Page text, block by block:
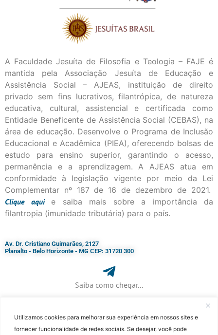
Utilizamos cookies para melhorar sua experiência em nossos sites e
fornecer funcionalidade de redes sociais. Se desejar, você pode
A Faculdade Jesuíta de Filosofia e Teologia – FAJE é
mantida pela Associação Jesuíta de Educação e
Assistência Social – AJEAS, instituição de direito
privado sem fins lucrativos, filantrópica, de natureza
educativa, cultural, assistencial e certificada como
Entidade Beneficente de Assistência Social (CEBAS), na
área de educação. Desenvolve o Programa de Inclusão
Educacional e Acadêmica (PIEA), oferecendo bolsas de
estudo para ensino superior, garantindo o acesso,
permanência e a aprendizagem. A AJEAS atua em
conformidade à legislação vigente por meio da Lei
Complementar nº 187 de 16 de dezembro de 2021.
Cliqueaqui
e saiba mais sobre a importância da
filantropia (imunidade tributária) para o país.
Av. Dr. Cristiano Guimarães, 2127
Planalto - Belo Horizonte - MG CEP: 31720 300
Saiba como chegar...
+ 55 (31) 3115-7000​